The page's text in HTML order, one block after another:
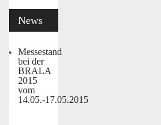
News
Messestand
bei der
BRALA
2015
vom
14.05.-17.05.2015